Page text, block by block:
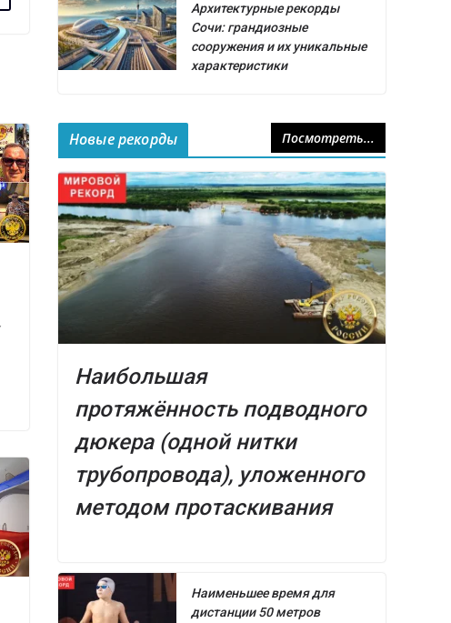
Архитектурные рекорды
Сочи: грандиозные
сооружения и их уникальные
характеристики
Новые рекорды Посмотреть...
Наибольшая
протяжённость подводного
дюкера (одной нитки
трубопровода), уложенного
методом протаскивания
Наименьшее время для
дистанции 50 метров